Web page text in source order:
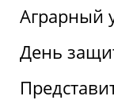
Аграрный
День